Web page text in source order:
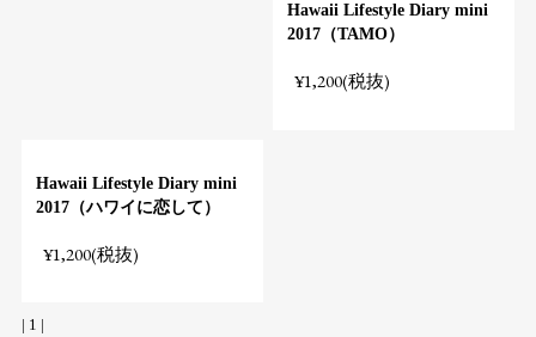
Hawaii Lifestyle Diary mini
2017（TAMO）
¥1,200(税抜)
Hawaii Lifestyle Diary mini
2017（ハワイに恋して）
¥1,200(税抜)
| 1 |